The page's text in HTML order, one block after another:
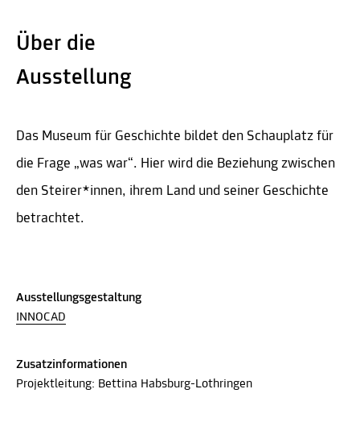
Über die
Ausstellung
Das Museum für Geschichte bildet den Schauplatz für
die Frage „was war“. Hier wird die Beziehung zwischen
den Steirer*innen, ihrem Land und seiner Geschichte
betrachtet.
Ausstellungsgestaltung
INNOCAD
Zusatzinformationen
Projektleitung: Bettina Habsburg-Lothringen